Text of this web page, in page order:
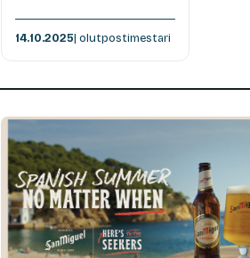
14.10.2025| olutpostimestari